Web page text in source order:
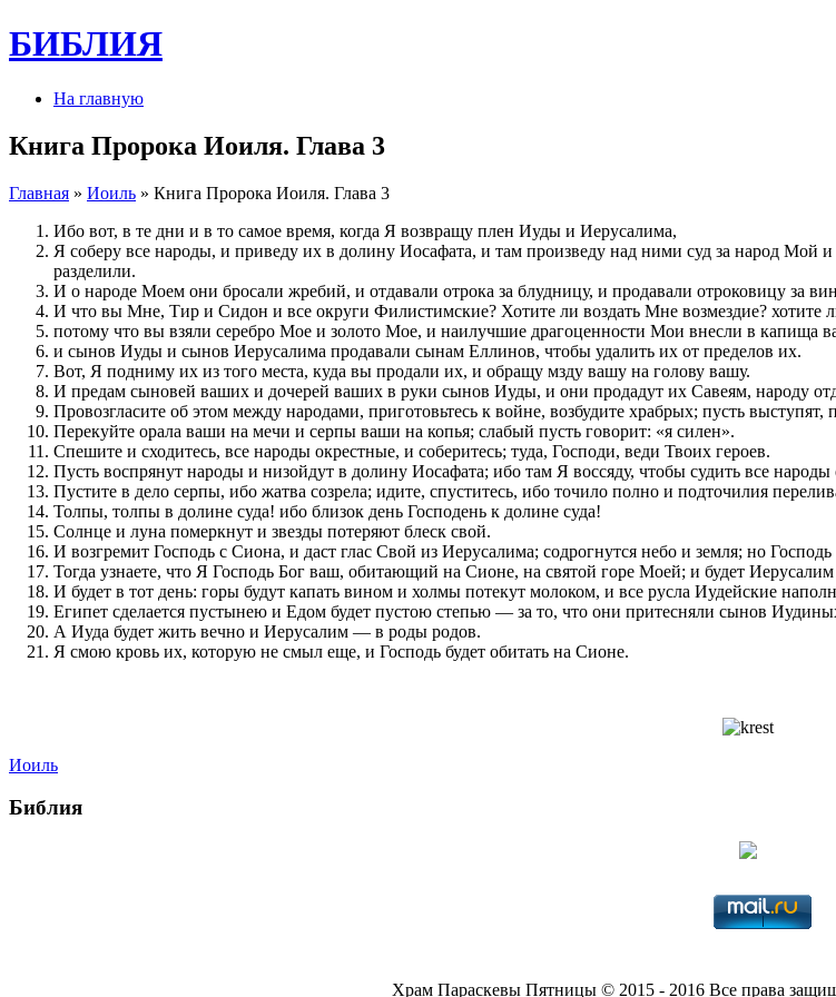
БИБЛИЯ
На главную
Книга Пророка Иоиля. Глава 3
Главная » Иоиль » Книга Пророка Иоиля. Глава 3
Ибо вот, в те дни и в то самое время, когда Я возвращу плен Иуды и Иерусалима,
Я соберу все народы, и приведу их в долину Иосафата, и там произведу над ними суд за народ
разделили.
И о народе Моем они бросали жребий, и отдавали отрока за блудницу, и продавали отроковицу за
И что вы Мне, Тир и Сидон и все округи Филистимские? Хотите ли воздать Мне возмездие? хотите
потому что вы взяли серебро Мое и золото Мое, и наилучшие драгоценности Мои внесли в капища
и сынов Иуды и сынов Иерусалима продавали сынам Еллинов, чтобы удалить их от пределов их.
Вот, Я подниму их из того места, куда вы продали их, и обращу мзду вашу на голову вашу.
И предам сыновей ваших и дочерей ваших в руки сынов Иуды, и они продадут их Савеям, народу
Провозгласите об этом между народами, приготовьтесь к войне, возбудите храбрых; пусть выступят,
Перекуйте орала ваши на мечи и серпы ваши на копья; слабый пусть говорит: «я силен».
Спешите и сходитесь, все народы окрестные, и соберитесь; туда, Господи, веди Твоих героев.
Пусть воспрянут народы и низойдут в долину Иосафата; ибо там Я воссяду, чтобы судить все народы
Пустите в дело серпы, ибо жатва созрела; идите, спуститесь, ибо точило полно и подточилия
Толпы, толпы в долине суда! ибо близок день Господень к долине суда!
Солнце и луна померкнут и звезды потеряют блеск свой.
И возгремит Господь с Сиона, и даст глас Свой из Иерусалима; содрогнутся небо и земля; но
Тогда узнаете, что Я Господь Бог ваш, обитающий на Сионе, на святой горе Моей; и будет
И будет в тот день: горы будут капать вином и холмы потекут молоком, и все русла Иудейские
Египет сделается пустынею и Едом будет пустою степью — за то, что они притесняли сынов
А Иуда будет жить вечно и Иерусалим — в роды родов.
Я смою кровь их, которую не смыл еще, и Господь будет обитать на Сионе.
Иоиль
Библия
Храм Параскевы Пятницы © 2015 - 2016 Все права